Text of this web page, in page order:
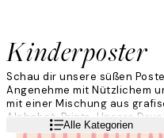
Kinderposter
Schau dir unsere süßen
Angenehme mit Nützlichem
mit einer Mischung aus
Alphabet-Prints. Unsere
Geschenke für z.B.
WeiterlesenAlle Kategorien